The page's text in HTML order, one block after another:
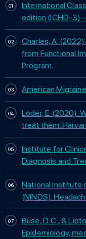
International
edition (ICHD-3)
Charles, A.
from Functional
Program.
American
Loder, E. (2020).
treat them.
Institute for
Diagnosis and
National Institute
(NINDS).
Buse, D. C., &
Epidemiology,